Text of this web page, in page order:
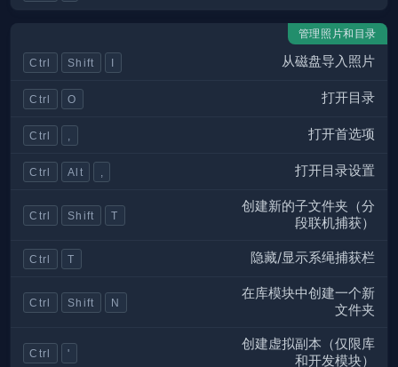
管理照片和目录
Ctrl Shift I 从磁盘导入照片
Ctrl O 打开目录
Ctrl 打开首选项
Ctrl Alt 打开目录设置
Ctrl Shift T
创建新的子文件夹（分
段联机捕获）
Ctrl T 隐藏/显示系绳捕获栏
Ctrl Shift N
在库模块中创建一个新
文件夹
Ctrl '
创建虚拟副本（仅限库
和开发模块）